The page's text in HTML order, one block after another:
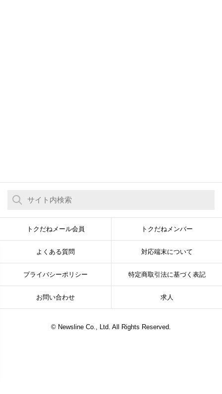
トクだねメール会員 トクだねメンバー
よくある質問 対応端末について
プライバシーポリシー 特定商取引法に基づく表記
お問い合わせ 求人
© Newsline Co., Ltd. All Rights Reserved.